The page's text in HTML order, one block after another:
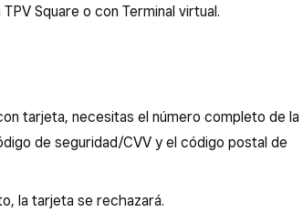
Square o con Terminal virtual.
tarjeta, necesitas el número completo de la
de seguridad/CVV y el código postal de
la tarjeta se rechazará.